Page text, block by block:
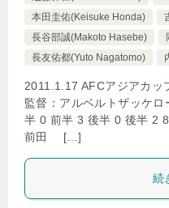
本田圭佑(Keisuke Honda)
長谷部誠(Makoto Hasebe)
長友佑都(Yuto Nagatomo)
2011.1.17 AFCアジアカッ
監督：アルベルトザッケ
半 0 前半 3 後半 0 後半 2
前田 […]
続